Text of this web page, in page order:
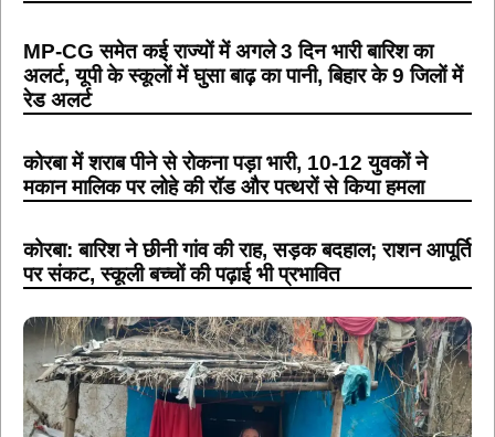
MP-CG समेत कई राज्यों में अगले 3 दिन भारी बारिश का
अलर्ट, यूपी के स्कूलों में घुसा बाढ़ का पानी, बिहार के 9 जिलों में
रेड अलर्ट
कोरबा में शराब पीने से रोकना पड़ा भारी, 10-12 युवकों ने
मकान मालिक पर लोहे की रॉड और पत्थरों से किया हमला
कोरबा: बारिश ने छीनी गांव की राह, सड़क बदहाल; राशन आपूर्ति
पर संकट, स्कूली बच्चों की पढ़ाई भी प्रभावित